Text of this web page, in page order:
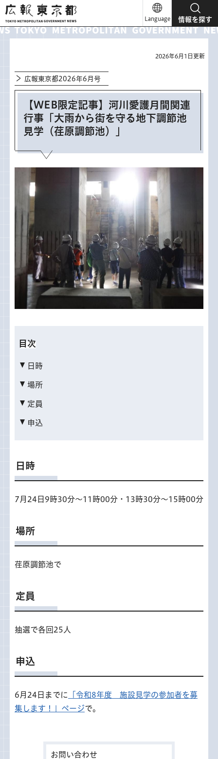
広報東京都
Language 情報を探す
2026年6月1日更新
広報東京都2026年6月号
【WEB限定記事】河川愛護月間関連
行事「大雨から街を守る地下調節池
見学（荏原調節池）」
目次
日時
場所
定員
申込
日時
7月24日9時30分～11時00分・13時30分～15時00分
場所
荏原調節池で
定員
抽選で各回25人
申込
6月24日までに
「令和8年度 施設見学の参加者を募
集します！」ページで。
お問い合わせ